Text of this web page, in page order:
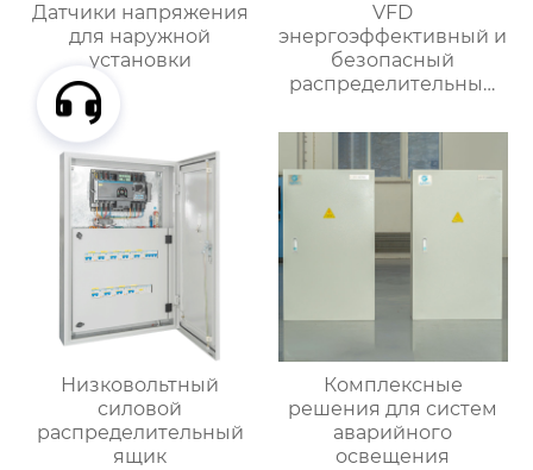
Датчики напряжения
для наружной
установки
VFD
энергоэффективный и
безопасный
распределительный
Низковольтный
силовой
распределительный
ящик
Комплексные
решения для систем
аварийного
освещения